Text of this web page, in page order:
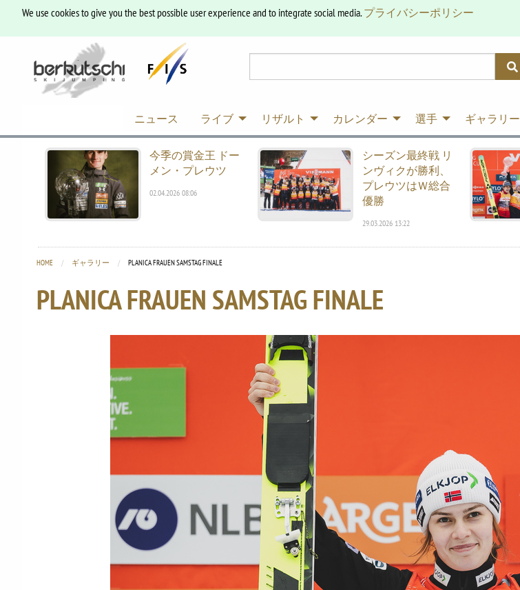
We use cookies to give you the best possible user experience and to integrate social media.プライバシーポリシー
ニュース ライブ リザルト カレンダー 選手 ギャラリー
今季の賞金王 ドー
メン・プレウツ
02.04.2026 08:06
シーズン最終戦 リ
ンヴィクが勝利、
プレウツはＷ総合
優勝
29.03.2026 13:22
HOME ギャラリー CURRENT:
PLANICA FRAUEN SAMSTAG FINALE
PLANICA FRAUEN SAMSTAG FINALE